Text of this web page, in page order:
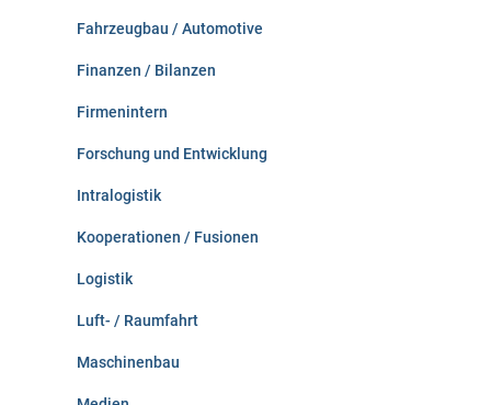
Fahrzeugbau / Automotive
Finanzen / Bilanzen
Firmenintern
Forschung und Entwicklung
Intralogistik
Kooperationen / Fusionen
Logistik
Luft- / Raumfahrt
Maschinenbau